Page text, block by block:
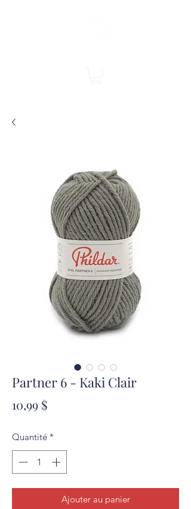
Partner 6 - Kaki Clair
10,99 $Prix
Quantité *
Ajouter au panier